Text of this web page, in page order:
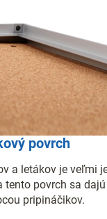
povrch
a letákov je veľmi
tento povrch sa
pripináčikov.